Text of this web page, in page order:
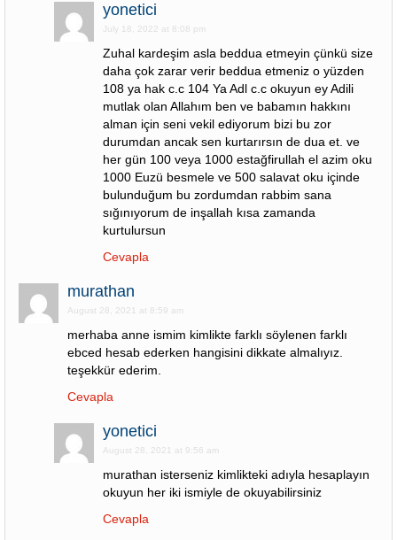
yonetici
July 18, 2022 at 8:08 pm
Zuhal kardeşim asla beddua etmeyin çünkü size
daha çok zarar verir beddua etmeniz o yüzden
108 ya hak c.c 104 Ya Adl c.c okuyun ey Adili
mutlak olan Allahım ben ve babamın hakkını
alman için seni vekil ediyorum bizi bu zor
durumdan ancak sen kurtarırsın de dua et. ve
her gün 100 veya 1000 estağfirullah el azim oku
1000 Euzü besmele ve 500 salavat oku içinde
bulunduğum bu zordumdan rabbim sana
sığınıyorum de inşallah kısa zamanda
kurtulursun
Cevapla
murathan
August 28, 2021 at 8:59 am
merhaba anne ismim kimlikte farklı söylenen farklı
ebced hesab ederken hangisini dikkate almalıyız.
teşekkür ederim.
Cevapla
yonetici
August 28, 2021 at 9:56 am
murathan isterseniz kimlikteki adıyla hesaplayın
okuyun her iki ismiyle de okuyabilirsiniz
Cevapla